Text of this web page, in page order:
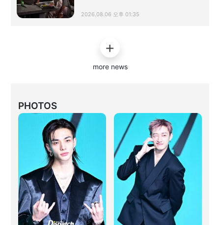
2026.08.06 오후 01:35
more news
PHOTOS